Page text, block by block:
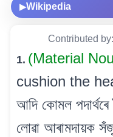
▶Wikipedia
Contributed by:
1. (Material
cushion the
আদি কোমল
লোৱা আৰামদায়ক